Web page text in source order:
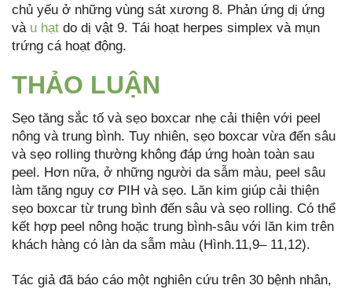
chủ yếu ở những vùng sát xương 8. Phản ứng dị ứng
và u hạt do dị vật 9. Tái hoạt herpes simplex và mụn
trứng cá hoạt động.
THẢO LUẬN
Sẹo tăng sắc tố và sẹo boxcar nhẹ cải thiện với peel
nông và trung bình. Tuy nhiên, sẹo boxcar vừa đến sâu
và sẹo rolling thường không đáp ứng hoàn toàn sau
peel. Hơn nữa, ở những người da sẫm màu, peel sâu
làm tăng nguy cơ PIH và sẹo. Lăn kim giúp cải thiện
sẹo boxcar từ trung bình đến sâu và sẹo rolling. Có thể
kết hợp peel nông hoặc trung bình-sâu với lăn kim trên
khách hàng có làn da sẫm màu (Hình.11,9– 11,12).
Tác giả đã báo cáo một nghiên cứu trên 30 bệnh nhân,